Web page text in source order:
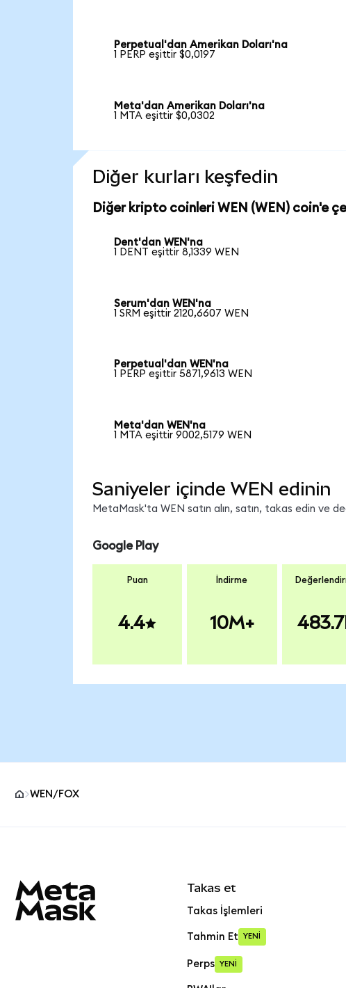
Perpetual'dan Amerikan Doları'na
1 PERP eşittir $0,0197
Meta'dan Amerikan Doları'na
1 MTA eşittir $0,0302
Diğer kurları keşfedin
Diğer kripto coinleri WEN (WEN) coin'e
Dent'dan WEN'na
1 DENT eşittir 8,1339 WEN
Serum'dan WEN'na
1 SRM eşittir 2120,6607 WEN
Perpetual'dan WEN'na
1 PERP eşittir 5871,9613 WEN
Meta'dan WEN'na
1 MTA eşittir 9002,5179 WEN
Saniyeler içinde WEN edinin
MetaMask'ta WEN satın alın, satın, takas edin ve
Google Play
Puan
4.4
İndirme
10M+
WEN/FOX
Takas et
Takas İşlemleri
Tahmin Et YENİ
Perps YENİ